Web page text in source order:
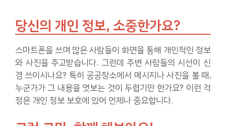
당신의 개인 정보, 소중한가요?
스마트폰을 쓰며 많은 사람들이 화면을 통해 개인적인 정보
와 사진을 주고받습니다. 그런데 주변 사람들의 시선이 신
경 쓰이시나요? 특히 공공장소에서 메시지나 사진을 볼 때,
누군가가 그 내용을 엿보는 것이 두렵기만 한가요? 이런 걱
정은 개인 정보 보호에 있어 언제나 중요합니다.